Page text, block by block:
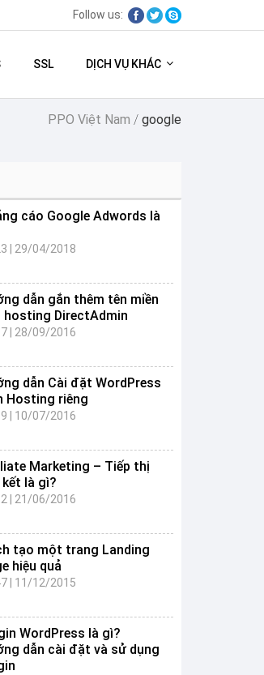
Follow us:
SSL DỊCH VỤ KHÁC
PPO Việt Nam / google
cáo Google Adwords là
29/04/2018
dẫn gắn thêm tên miền
hosting DirectAdmin
28/09/2016
dẫn Cài đặt WordPress
Hosting riêng
10/07/2016
Marketing – Tiếp thị
kết là gì?
21/06/2016
tạo một trang Landing
hiệu quả
11/12/2015
WordPress là gì?
dẫn cài đặt và sử dụng